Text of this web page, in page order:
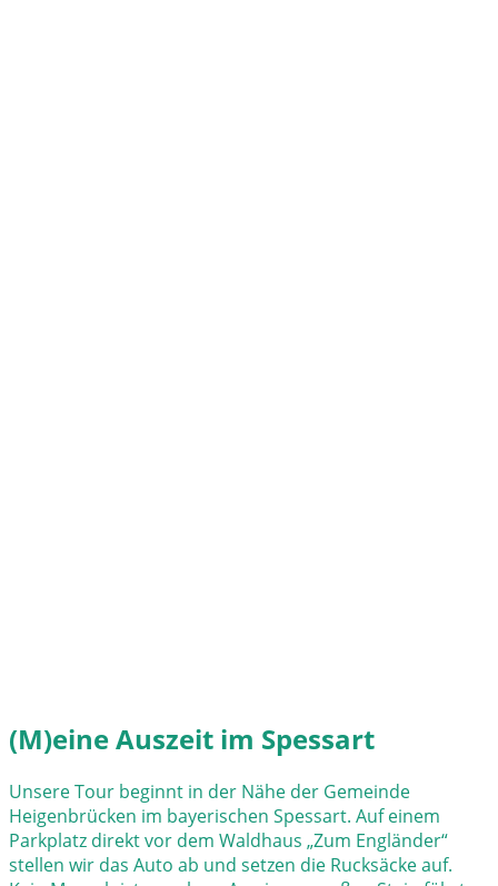
(M)eine Auszeit im Spessart
Unsere Tour beginnt in der Nähe der Gemeinde
Heigenbrücken im bayerischen Spessart. Auf einem
Parkplatz direkt vor dem Waldhaus „Zum Engländer“
stellen wir das Auto ab und setzen die Rucksäcke auf.